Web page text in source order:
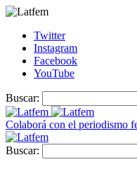
Twitter
Instagram
Facebook
YouTube
Buscar:
Colaborá con el periodismo
Buscar: